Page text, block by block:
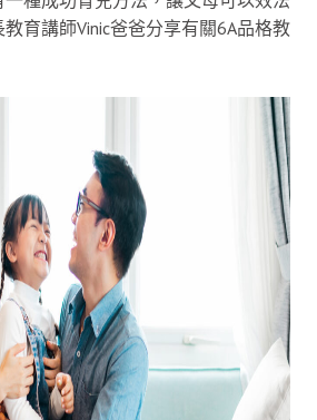
育講師Vinic爸爸分享有關6A品格教